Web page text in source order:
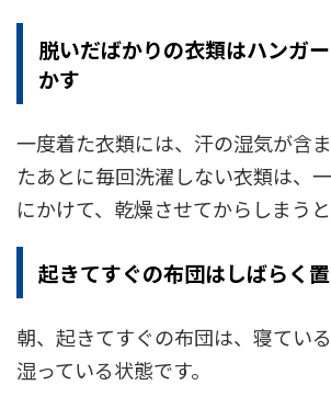
脱いだばかりの衣類はハンガ
かす
一度着た衣類には、汗の湿気が含
たあとに毎回洗濯しない衣類は、
にかけて、乾燥させてからしまうと
起きてすぐの布団はしばらく
朝、起きてすぐの布団は、寝てい
湿っている状態です。